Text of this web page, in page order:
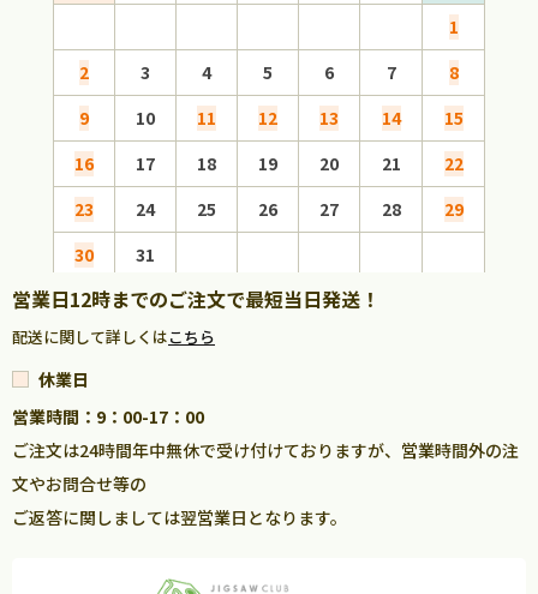
1
2
3 4 5 6 7
8
9
10 11 12 13 14
15
16
17 18 19 20 21
22
23
24 25 26 27 28
29
30
31
営業日12時までのご注文で最短当日発送！
配送に関して詳しくはこちら
休業日
営業時間：9：00-17：00
ご注文は24時間年中無休で受け付けておりますが、営業時間外の注
文やお問合せ等の
ご返答に関しましては翌営業日となります。